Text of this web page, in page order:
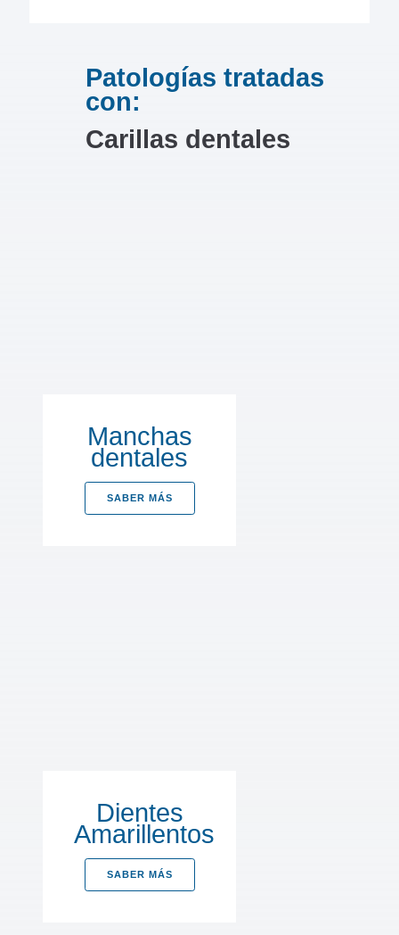
Patologías tratadas
con:
Carillas dentales
Manchas
dentales
SABER MÁS
Dientes
Amarillentos
SABER MÁS